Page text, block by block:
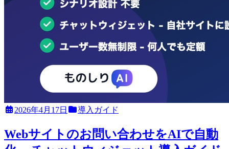
2026年4月17日 導入ガイド
Webサイトのお問い合わせをAIで自動